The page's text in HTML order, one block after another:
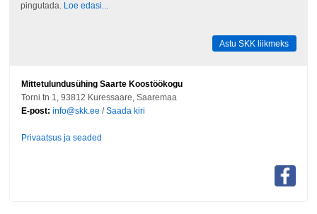
pingutada.
Loe edasi...
Astu SKK liikmeks
Mittetulundusühing Saarte Koostöökogu
Torni tn 1, 93812 Kuressaare, Saaremaa
E-post: info@skk.ee /Saada kiri
Privaatsus ja seaded